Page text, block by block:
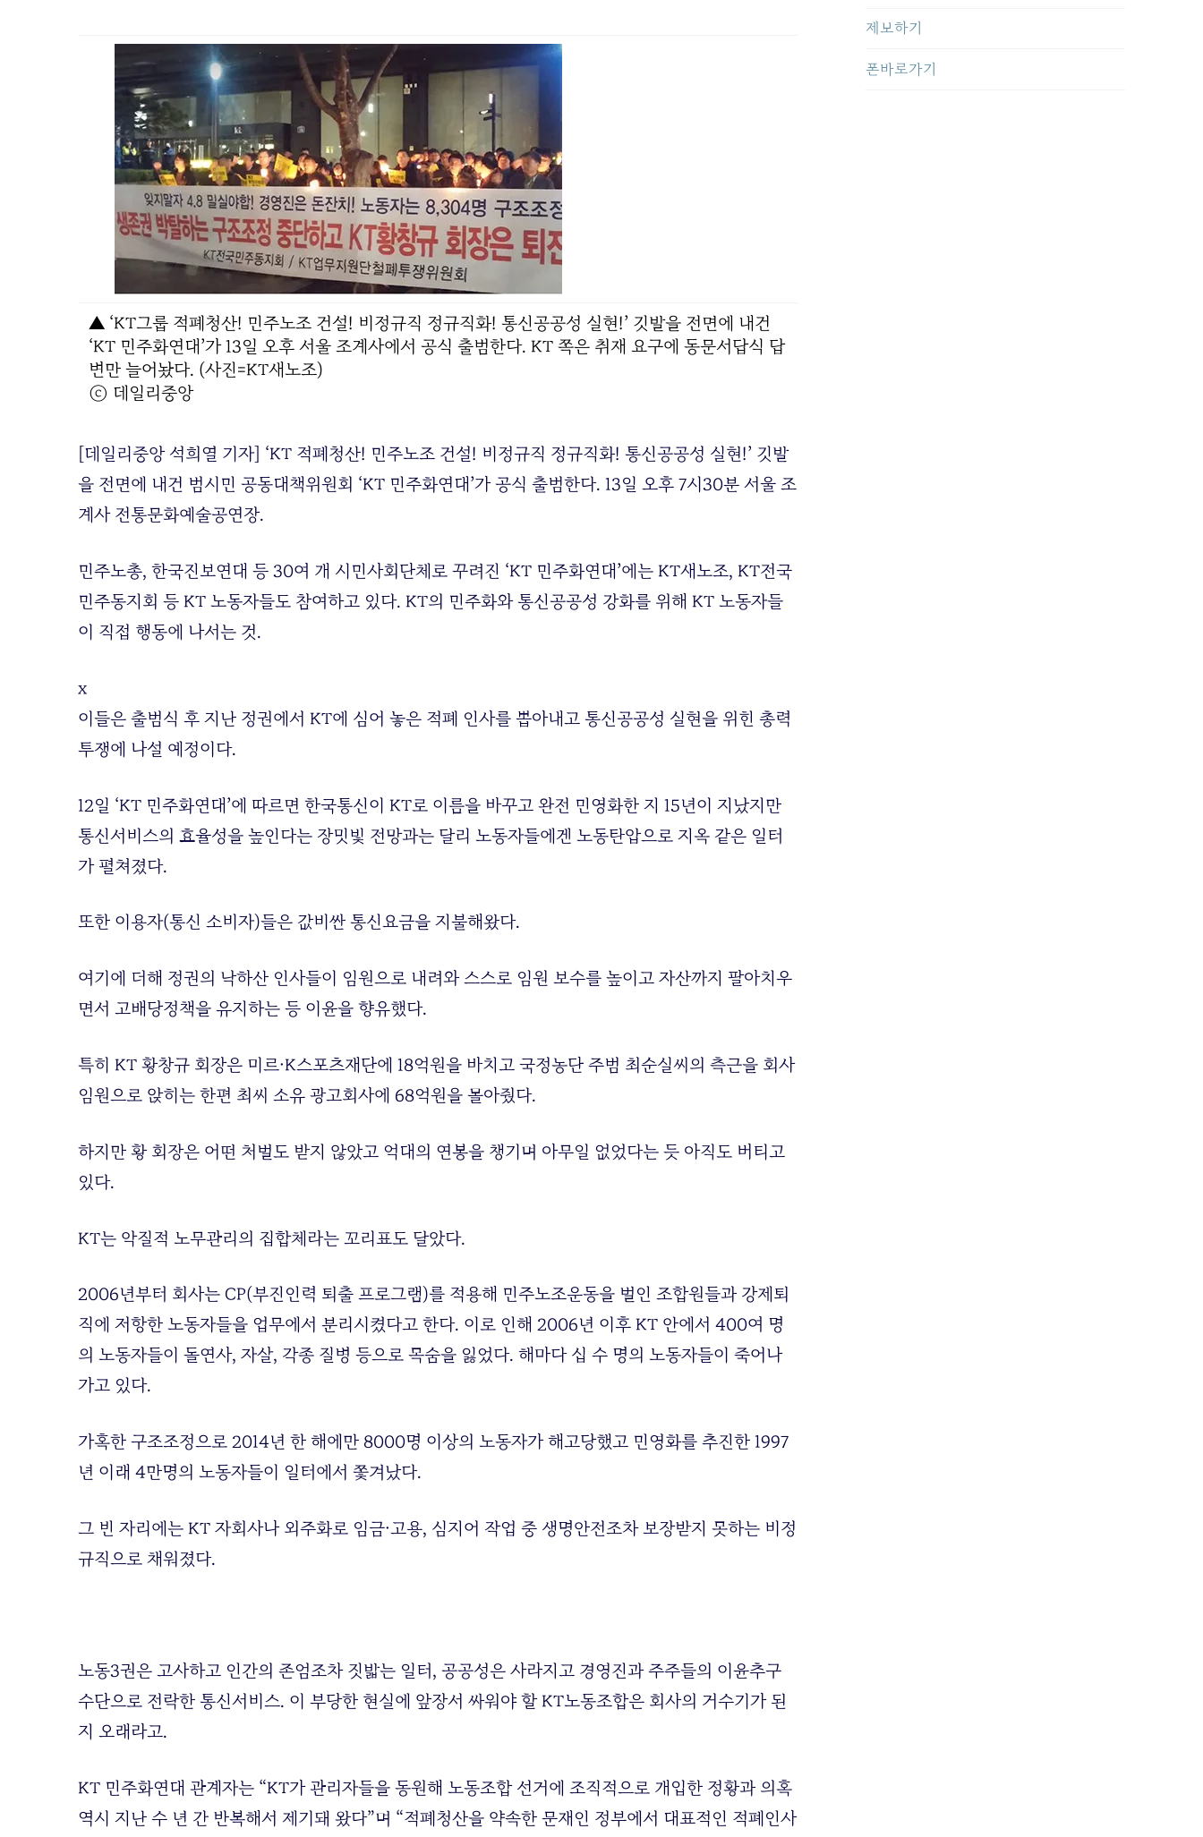
▲ ‘KT그룹 적폐청산! 민주노조 건설! 비정규직 정규직화! 통신공공성 실현!’ 깃발을 전면에 내건
‘KT 민주화연대’가 13일 오후 서울 조계사에서 공식 출범한다. KT 쪽은 취재 요구에 동문서답식 답
변만 늘어놨다. (사진=KT새노조)
ⓒ 데일리중앙
[데일리중앙 석희열 기자] ‘KT 적폐청산! 민주노조 건설! 비정규직 정규직화! 통신공공성 실현!’ 깃발
을 전면에 내건 범시민 공동대책위원회 ‘KT 민주화연대’가 공식 출범한다. 13일 오후 7시30분 서울 조
계사 전통문화예술공연장.
민주노총, 한국진보연대 등 30여 개 시민사회단체로 꾸려진 ‘KT 민주화연대’에는 KT새노조, KT전국
민주동지회 등 KT 노동자들도 참여하고 있다. KT의 민주화와 통신공공성 강화를 위해 KT 노동자들
이 직접 행동에 나서는 것.
x
이들은 출범식 후 지난 정권에서 KT에 심어 놓은 적폐 인사를 뽑아내고 통신공공성 실현을 위힌 총력
투쟁에 나설 예정이다.
12일 ‘KT 민주화연대’에 따르면 한국통신이 KT로 이름을 바꾸고 완전 민영화한 지 15년이 지났지만
통신서비스의 효율성을 높인다는 장밋빛 전망과는 달리 노동자들에겐 노동탄압으로 지옥 같은 일터
가 펼쳐졌다.
또한 이용자(통신 소비자)들은 값비싼 통신요금을 지불해왔다.
여기에 더해 정권의 낙하산 인사들이 임원으로 내려와 스스로 임원 보수를 높이고 자산까지 팔아치우
면서 고배당정책을 유지하는 등 이윤을 향유했다.
특히 KT 황창규 회장은 미르·K스포츠재단에 18억원을 바치고 국정농단 주범 최순실씨의 측근을 회사
임원으로 앉히는 한편 최씨 소유 광고회사에 68억원을 몰아줬다.
하지만 황 회장은 어떤 처벌도 받지 않았고 억대의 연봉을 챙기며 아무일 없었다는 듯 아직도 버티고
있다.
KT는 악질적 노무관리의 집합체라는 꼬리표도 달았다.
2006년부터 회사는 CP(부진인력 퇴출 프로그램)를 적용해 민주노조운동을 벌인 조합원들과 강제퇴
직에 저항한 노동자들을 업무에서 분리시켰다고 한다. 이로 인해 2006년 이후 KT 안에서 400여 명
의 노동자들이 돌연사, 자살, 각종 질병 등으로 목숨을 잃었다. 해마다 십 수 명의 노동자들이 죽어나
가고 있다.
가혹한 구조조정으로 2014년 한 해에만 8000명 이상의 노동자가 해고당했고 민영화를 추진한 1997
년 이래 4만명의 노동자들이 일터에서 쫓겨났다.
그 빈 자리에는 KT 자회사나 외주화로 임금·고용, 심지어 작업 중 생명안전조차 보장받지 못하는 비정
규직으로 채워졌다.
노동3권은 고사하고 인간의 존엄조차 짓밟는 일터, 공공성은 사라지고 경영진과 주주들의 이윤추구
수단으로 전락한 통신서비스. 이 부당한 현실에 앞장서 싸워야 할 KT노동조합은 회사의 거수기가 된
지 오래라고.
KT 민주화연대 관계자는 “KT가 관리자들을 동원해 노동조합 선거에 조직적으로 개입한 정황과 의혹
역시 지난 수 년 간 반복해서 제기돼 왔다”며 “적폐청산을 약속한 문재인 정부에서 대표적인 적폐인사
제보하기
폰바로가기